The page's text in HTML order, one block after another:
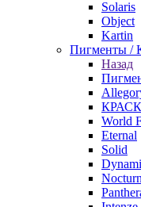
Solaris
Object
Kartin
Пигменты /
Назад
World
Eternal
Solid